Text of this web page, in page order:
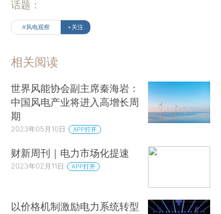
话题：
#风电观察 +关注
相关阅读
世界风能协会副主席秦海岩：
中国风电产业将进入高增长周
期
2023年05月10日 APP打开
财新周刊｜电力市场化提速
2023年02月11日 APP打开
以价格机制激励电力系统转型